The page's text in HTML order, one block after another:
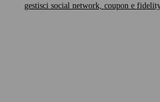
gestisci social network, coupon e